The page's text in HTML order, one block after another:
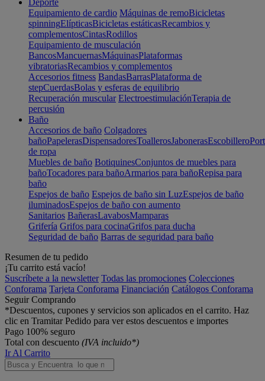
Deporte
Equipamiento de cardio Máquinas de remoBicicletas
spinningElípticasBicicletas estáticasRecambios y
complementosCintasRodillos
Equipamiento de musculación
BancosMancuernasMáquinasPlataformas
vibratoriasRecambios y complementos
Accesorios fitness BandasBarrasPlataforma de
stepCuerdasBolas y esferas de equilibrio
Recuperación muscular ElectroestimulaciónTerapia de
percusión
Baño
Accesorios de baño Colgadores
bañoPapelerasDispensadoresToallerosJabonerasEscobillero
de ropa
Muebles de baño BotiquinesConjuntos de muebles para
bañoTocadores para bañoArmarios para bañoRepisa para
baño
Espejos de baño Espejos de baño sin LuzEspejos de baño
iluminadosEspejos de baño con aumento
Sanitarios BañerasLavabosMamparas
Grifería Grifos para cocinaGrifos para ducha
Seguridad de baño Barras de seguridad para baño
Resumen de tu pedido
¡Tu carrito está vacío!
Suscríbete a la newsletter Todas las promociones Colecciones
Conforama Tarjeta Conforama Financiación Catálogos Conforama
Seguir Comprando
*Descuentos, cupones y servicios son aplicados en el carrito. Haz
clic en Tramitar Pedido para ver estos descuentos e importes
Pago 100% seguro
Total con descuento (IVA incluido*)
Ir Al Carrito